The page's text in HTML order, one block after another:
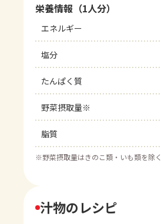
栄養情報（1人分）
エネルギー
塩分
たんぱく質
野菜摂取量※
脂質
※野菜摂取量はきのこ類・いも類を除く
汁物のレシピ